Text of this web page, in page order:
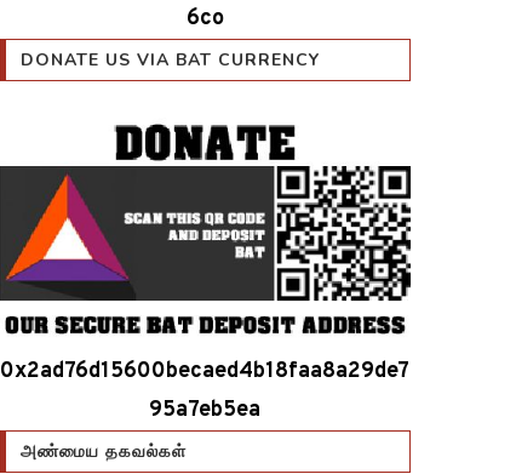
6co
DONATE US VIA BAT CURRENCY
0x2ad76d15600becaed4b18faa8a29de7
95a7eb5ea
அண்மைய தகவல்கள்